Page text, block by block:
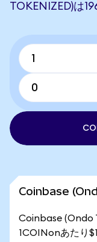
TOKENIZED)は
Coinbase
Coinbase (Ondo
1COINonあたり